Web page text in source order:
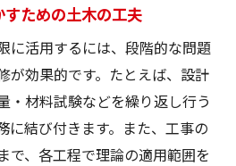
ための土木の工夫
に活用するには、段階的な問題
が効果的です。たとえば、設計
・材料試験などを繰り返し行う
に結び付きます。また、工事の
で、各工程で理論の適用範囲を